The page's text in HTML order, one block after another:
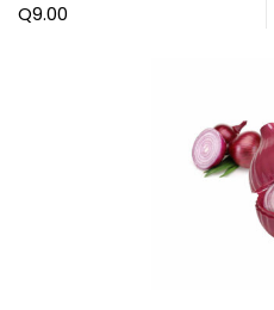
Q9.00